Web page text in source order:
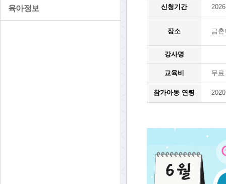
육아정보 신청기간
장소 금
강사명
교육비 무료
참가아동 연령